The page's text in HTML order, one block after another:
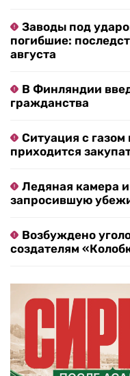
Заводы под
погибшие:
августа
В Финляндии
гражданства
Ситуация с газом
приходится
Ледяная камера
запросившую
Возбуждено
создателям